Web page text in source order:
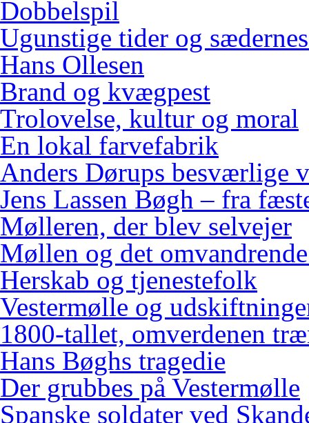
Dobbelspil
Ugunstige tider og
Hans Ollesen
Brand og kvægpest
Trolovelse, kultur og moral
En lokal farvefabrik
Anders Dørups besværlige
Jens Lassen Bøgh – fra
Mølleren, der blev selvejer
Møllen og det
Herskab og tjenestefolk
Vestermølle og
1800-tallet, omverdenen
Hans Bøghs tragedie
Der grubbes på Vestermølle
Spanske soldater ved